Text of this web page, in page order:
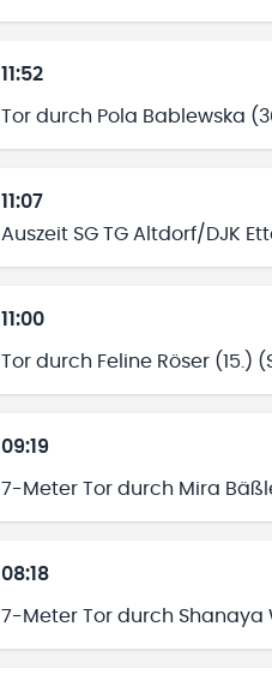
11:52
Tor durch Pola Bablewska
11:07
Auszeit SG TG Altdorf/DJK
11:00
Tor durch Feline Röser (15.)
09:19
7-Meter Tor durch Mira
08:18
7-Meter Tor durch Shanaya